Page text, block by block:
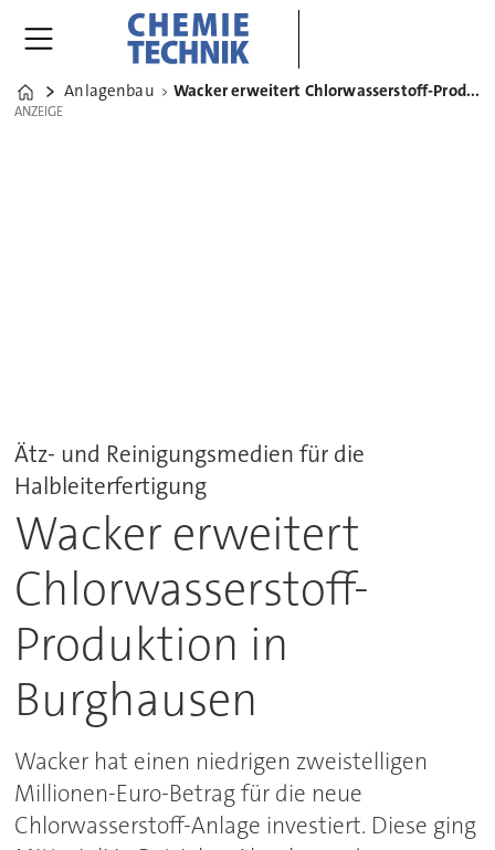
Home
Anlagenbau Wacker erweitert Chlorwasserstoff-Produktion in Burghausen
ANZEIGE
ANZEIGE
Ätz- und Reinigungsmedien für die
Halbleiterfertigung
Wacker erweitert
Chlorwasserstoff-
Produktion in
Burghausen
Wacker hat einen niedrigen zweistelligen
Millionen-Euro-Betrag für die neue
Chlorwasserstoff-Anlage investiert. Diese ging